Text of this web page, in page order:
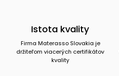
Istota kvality
Firma Materasso Slovakia je
držiteľom viacerých certifikátov
kvality